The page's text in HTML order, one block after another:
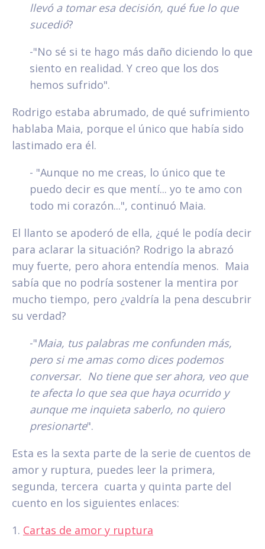
llevó a tomar esa decisión, qué fue lo que
sucedió?
-"No sé si te hago más daño diciendo lo que
siento en realidad. Y creo que los dos
hemos sufrido".
Rodrigo estaba abrumado, de qué sufrimiento
hablaba Maia, porque el único que había sido
lastimado era él.
- "Aunque no me creas, lo único que te
puedo decir es que mentí... yo te amo con
todo mi corazón...", continuó Maia.
El llanto se apoderó de ella, ¿qué le podía decir
para aclarar la situación? Rodrigo la abrazó
muy fuerte, pero ahora entendía menos. Maia
sabía que no podría sostener la mentira por
mucho tiempo, pero ¿valdría la pena descubrir
su verdad?
-"Maia, tus palabras me confunden más,
pero si me amas como dices podemos
conversar. No tiene que ser ahora, veo que
te afecta lo que sea que haya ocurrido y
aunque me inquieta saberlo, no quiero
presionarte".
Esta es la sexta parte de la serie de cuentos de
amor y ruptura, puedes leer la primera,
segunda, tercera cuarta y quinta parte del
cuento en los siguientes enlaces:
1. Cartas de amor y ruptura